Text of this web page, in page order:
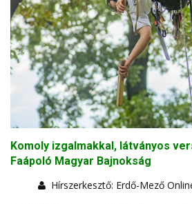
Komoly izgalmakkal, látványos
Faápoló Magyar Bajnokság
Hírszerkesztő: Erdő-Mező